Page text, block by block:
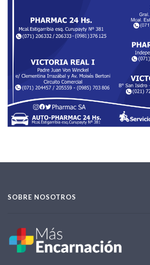
SOBRE NOSOTROS